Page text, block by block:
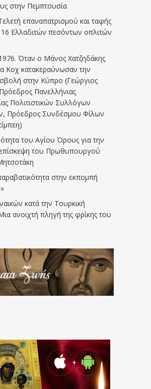
στην Πεμπτουσία
επαναπατρισμού και ταφής
Ελλαδιτών πεσόντων οπλιτών
Όταν ο Μάνος Χατζηδάκης
Κοχ κατακεραύνωσαν την
στην Κύπρο (Γεώργιος
Πανελλήνιας
Πολιτιστικών Συλλόγων
Πρόεδρος Συνδέσμου Φίλων
του Αγίου Όρους για την
του Πρωθυπουργού
στην εκπομπή
κατά την Τουρκική
ανοιχτή πληγή της φρίκης του